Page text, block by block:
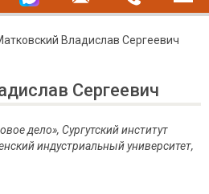
Владислав Сергеевич
Сергеевич
дело», Сургутский институт
индустриальный университет,